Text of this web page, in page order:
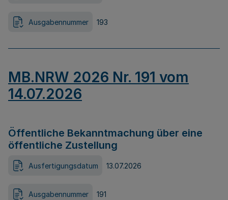
Ausgabennummer 193
MB.NRW 2026 Nr. 191 vom
14.07.2026
Öffentliche Bekanntmachung über eine
öffentliche Zustellung
Ausfertigungsdatum 13.07.2026
Ausgabennummer 191